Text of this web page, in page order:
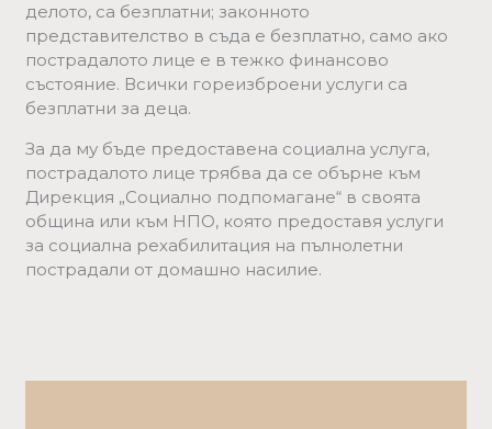
делото, са безплатни; законното
представителство в съда е безплатно, само ако
пострадалото лице е в тежко финансово
състояние. Всички гореизброени услуги са
безплатни за деца.
За да му бъде предоставена социална услуга,
пострадалото лице трябва да се обърне към
Дирекция „Социално подпомагане“ в своята
община или към НПО, която предоставя услуги
за социална рехабилитация на пълнолетни
пострадали от домашно насилие.